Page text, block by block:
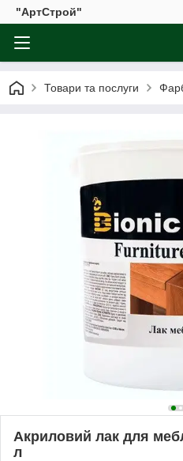
"АртСтрой"
Товари та послуги
Акриловий лак для
л